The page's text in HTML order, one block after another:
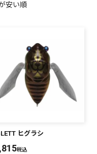
安い順
ヒグラシ
税込